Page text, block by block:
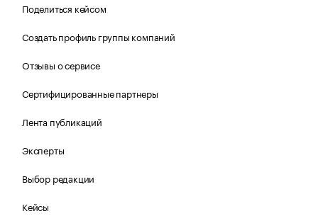
Поделиться кейсом
Создать профиль группы компаний
Отзывы о сервисе
Сертифицированные партнеры
Лента публикаций
Эксперты
Выбор редакции
Кейсы